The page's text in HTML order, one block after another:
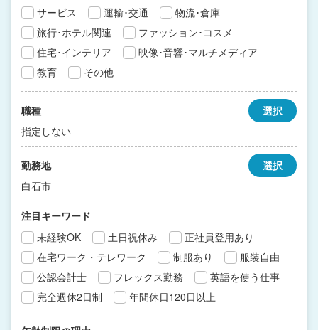
サービス
運輸･交通
物流･倉庫
旅行･ホテル関連
ファッション･コスメ
住宅･インテリア
映像･音響･マルチメディア
教育
その他
職種
指定しない
選択
勤務地
白石市
選択
注目キーワード
未経験OK
土日祝休み
正社員登用あり
在宅ワーク・テレワーク
制服あり
服装自由
公認会計士
フレックス勤務
英語を使う仕事
完全週休2日制
年間休日120日以上